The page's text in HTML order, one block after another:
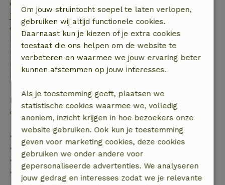
Gratis annuleren binnen 7 dagen na bevestiging van
je boeking, bij een boekingsaanvraag meer dan 28
dagen voor aanvang. Bij een boeking met aanvang
binnen 28 dagen geldt gratis annuleren binnen 24
uur. Bij annulering binnen gestelde periode heb je
recht op volledige terugbetaling van het
boekingsbedrag.
Daarna krijg je een deel van de reissom en 100% van
de borg terugbetaald:
• tot 42 dagen voor aankomst: 70% terugbetaald
• 42–28 dagen voor aankomst: 40% terugbetaald
• 28 dagen tot de aankomstdag: 10% terugbetaald
• op de aankomstdag of later: geen terugbetaling
Om jouw struintocht soepel te laten verlopen,
gebruiken wij altijd functionele cookies.
Daarnaast kun je kiezen of je extra cookies
toestaat die ons helpen om de website te
verbeteren en waarmee we jouw ervaring beter
kunnen afstemmen op jouw interesses.
Als je toestemming geeft, plaatsen we
statistische cookies waarmee we, volledig
anoniem, inzicht krijgen in hoe bezoekers onze
website gebruiken. Ook kun je toestemming
geven voor marketing cookies, deze cookies
gebruiken we onder andere voor
gepersonaliseerde advertenties. We analyseren
jouw gedrag en interesses zodat we je relevante